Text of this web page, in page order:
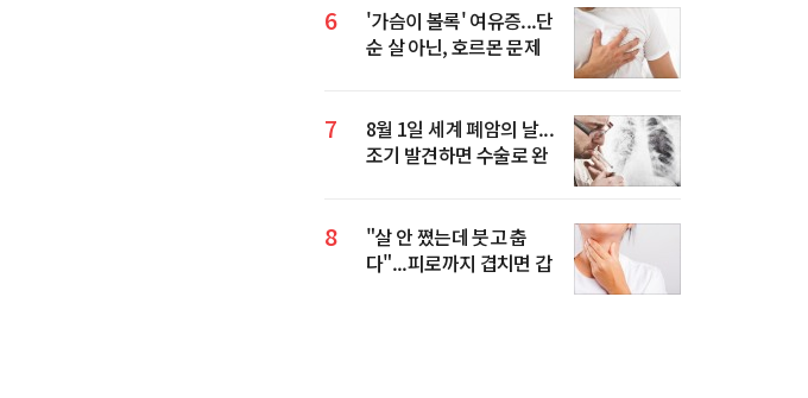
6
'가슴이 볼록' 여유증...단
순 살 아닌, 호르몬 문제
7
8월 1일 세계 폐암의 날...
조기 발견하면 수술로 완
8
"살 안 쪘는데 붓고 춥
다"...피로까지 겹치면 갑